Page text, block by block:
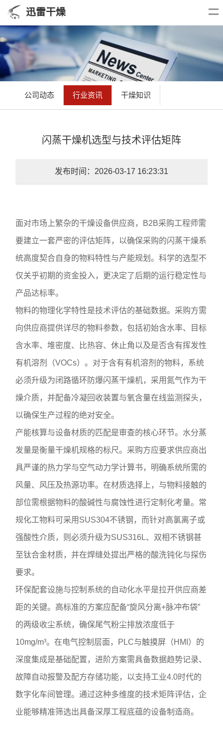
迅雷干燥
公司动态 行业资讯 干燥知识
闪蒸干燥机选型与技术评估矩阵
发布时间：2026-03-17 16:23:31
面对市场上繁杂的干燥设备供应商，B2B采购工程师需
要建立一套严密的评估矩阵，以确保采购的闪蒸干燥系
统高度契合自身的物料特性与产能规划。科学的选型不
仅关乎初期的资金投入，更决定了后期的运行稳定性与
产品达标率。
物料的物理化学特性是技术评估的基础数据。采购方需
向供应商提供详尽的物料参数，包括初始含水率、目标
含水率、堆密度、比热容、休止角以及是否含有挥发性
有机溶剂（VOCs）。对于含有有机溶剂的物料，系统
必须升级为闭路循环防爆闪蒸干燥机，采用氮气作为干
燥介质，并配备冷凝回收装置与氧含量在线监测探头，
以确保生产过程的绝对安全。
产能核算与设备材质的匹配是审查的核心环节。水分蒸
发量是衡量干燥机规格的标尺。采购方应要求供应商出
具严谨的热力学与空气动力学计算书，明确系统所需的
风量、风压及热源功率。在材质选择上，与物料接触的
部位需根据物料的酸碱性与腐蚀性进行定制化考量。常
规化工物料可采用SUS304不锈钢，而针对高氯离子或
强酸性介质，则必须升级为SUS316L、双相不锈钢甚
至钛合金材质，并在焊缝处提出严格的酸洗钝化与探伤
要求。
环保配套设施与控制系统的自动化水平是拉开供应商差
距的关键。高标准的方案应配备“旋风分离+脉冲布袋”
的两级收尘系统，确保尾气粉尘排放浓度低于
10mg/m³。在电气控制层面，PLC与触摸屏（HMI）的
深度集成是基础配置，进阶方案需具备数据趋势记录、
故障自动报警及配方存储功能，以支持工业4.0时代的
数字化车间管理。通过这种多维度的技术矩阵评估，企
业能够精准筛选出具备深厚工程底蕴的设备制造商。